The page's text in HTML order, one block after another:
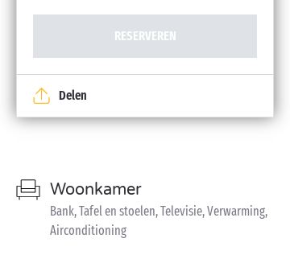
RESERVEREN
Delen
Woonkamer
Bank, Tafel en stoelen, Televisie, Verwarming,
Airconditioning